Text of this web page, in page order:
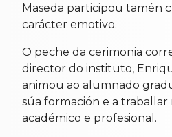
Maseda participou tamén
carácter emotivo.
O peche da cerimonia
director do instituto,
animou ao alumnado
súa formación e a
académico e profesional.